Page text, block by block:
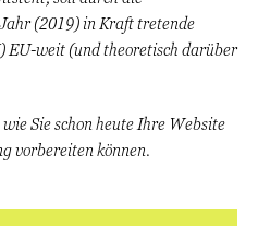
(2019) in Kraft tretende
EU-weit (und theoretisch darüber
wie Sie schon heute Ihre Website
vorbereiten können.